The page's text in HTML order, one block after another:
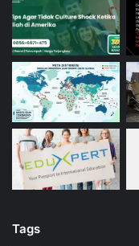
Tags